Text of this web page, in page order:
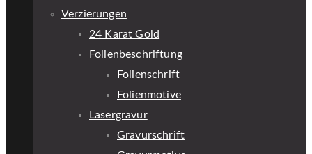
Verzierungen
24 Karat Gold
Folienbeschriftung
Folienschrift
Folienmotive
Lasergravur
Gravurschrift